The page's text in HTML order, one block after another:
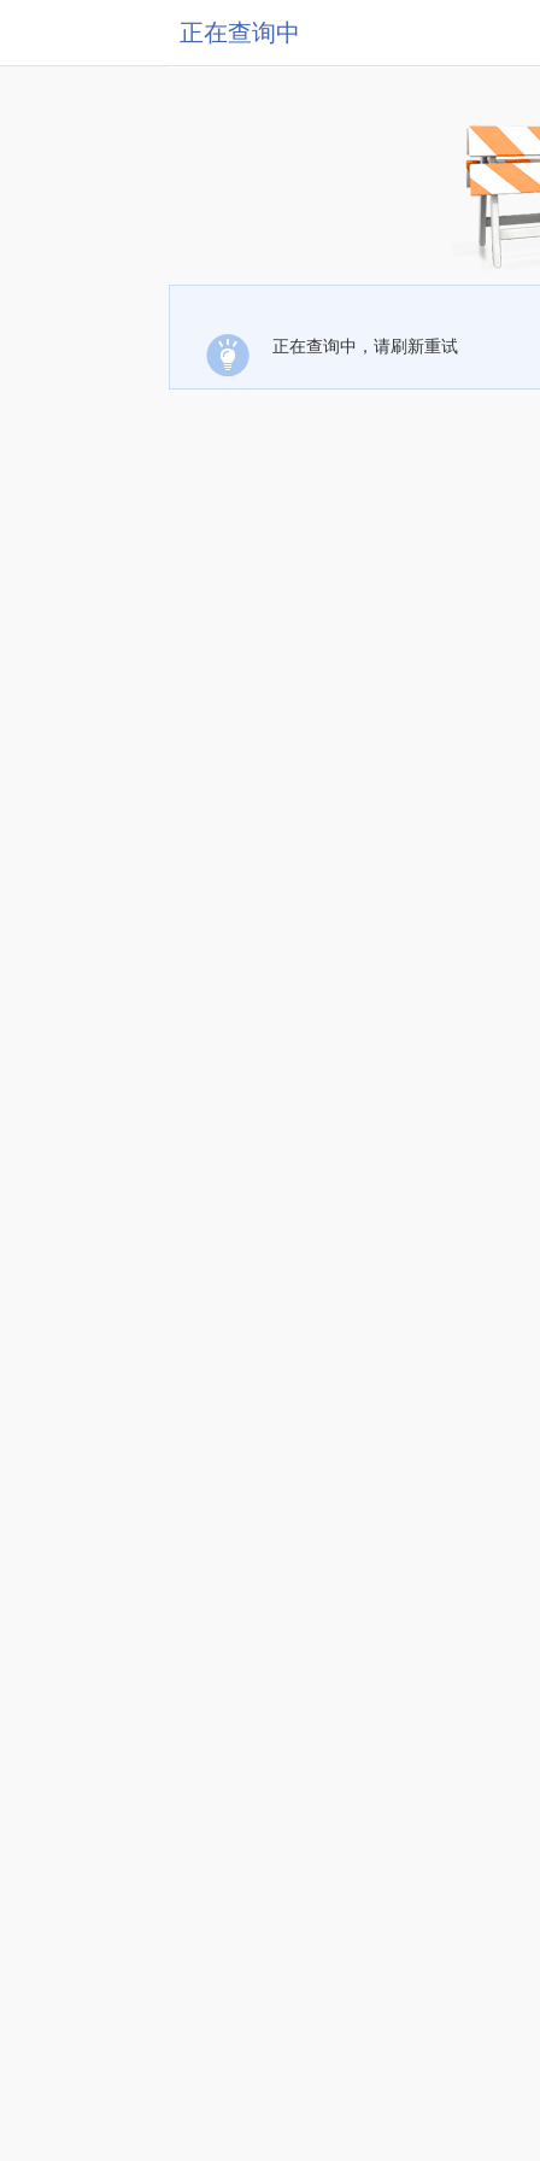
正在查询中
正在查询中，请刷新重试